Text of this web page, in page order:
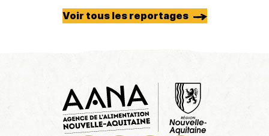
Voir tous les reportages